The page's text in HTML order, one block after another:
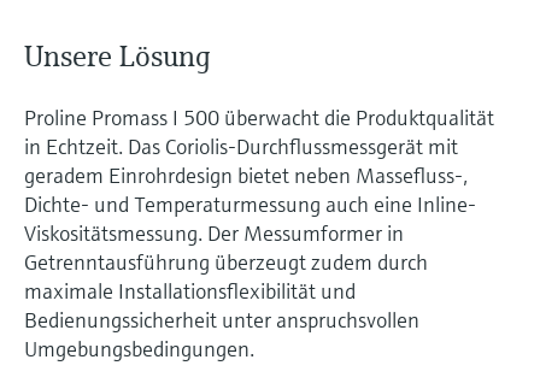
Unsere Lösung
Proline Promass I 500 überwacht die Produktqualität
in Echtzeit. Das Coriolis-Durchflussmessgerät mit
geradem Einrohrdesign bietet neben Massefluss-,
Dichte- und Temperaturmessung auch eine Inline-
Viskositätsmessung. Der Messumformer in
Getrenntausführung überzeugt zudem durch
maximale Installationsflexibilität und
Bedienungssicherheit unter anspruchsvollen
Umgebungsbedingungen.